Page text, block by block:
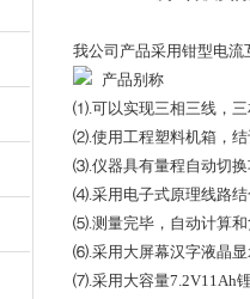
我公司产品采用钳型电
产品别称
⑴.可以实现三相三线，
⑵.使用工程塑料机箱，
⑶.仪器具有量程自动切
⑷.采用电子式原理线路结
⑸.测量完毕，自动计算
⑹.采用大屏幕汉字液晶显
⑺.采用大容量7.2V11Ah